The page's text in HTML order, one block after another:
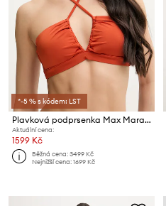
*-5 % s kódem: LST
Plavková podprsenka Max Mara Beachwear
Aktuální cena:
1599 Kč
Běžná cena:3499 Kč
Nejnižší cena:1699 Kč